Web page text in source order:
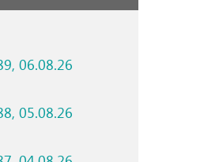
06.08.26
05.08.26